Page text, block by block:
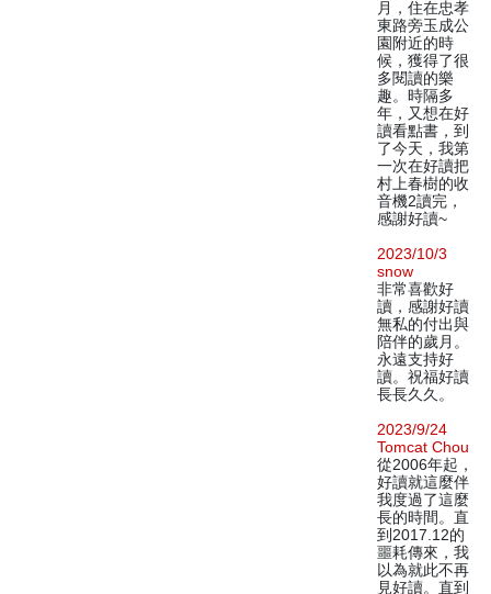
月，住在忠孝
東路旁玉成公
園附近的時
候，獲得了很
多閱讀的樂
趣。時隔多
年，又想在好
讀看點書，到
了今天，我第
一次在好讀把
村上春樹的收
音機2讀完，
感謝好讀~
2023/10/3
snow
非常喜歡好
讀，感謝好讀
無私的付出與
陪伴的歲月。
永遠支持好
讀。祝福好讀
長長久久。
2023/9/24
Tomcat Chou
從2006年起，
好讀就這麼伴
我度過了這麼
長的時間。直
到2017.12的
噩耗傳來，我
以為就此不再
見好讀。直到